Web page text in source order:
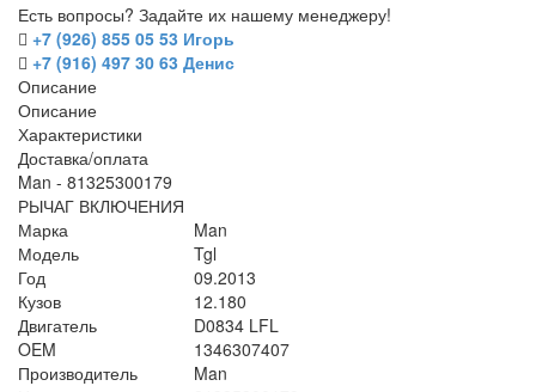
Есть вопросы? Задайте их нашему менеджеру!
+7 (926) 855 05 53 Игорь
+7 (916) 497 30 63 Денис
Описание
Описание
Характеристики
Доставка/оплата
Man - 81325300179
РЫЧАГ ВКЛЮЧЕНИЯ
Марка
Man
Модель
Tgl
Год
09.2013
Кузов
12.180
Двигатель
D0834 LFL
OEM
1346307407
Производитель
Man